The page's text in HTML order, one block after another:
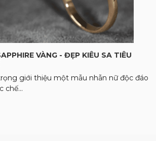
VÀNG - ĐẸP KIÊU SA TIÊU
giới thiệu một mẫu nhẫn nữ độc đáo
chế...